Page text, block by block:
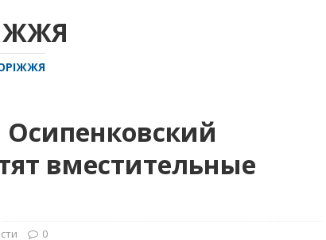
вместительные
0